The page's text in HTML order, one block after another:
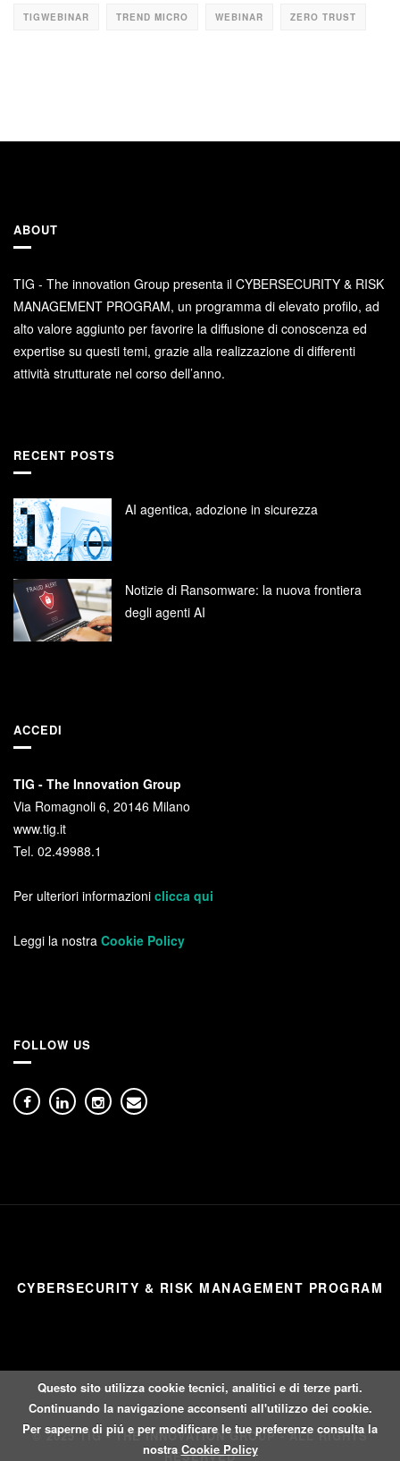
TIGWEBINAR TREND MICRO WEBINAR ZERO TRUST
ABOUT
TIG - The innovation Group presenta il CYBERSECURITY & RISK
MANAGEMENT PROGRAM, un programma di elevato profilo, ad
alto valore aggiunto per favorire la diffusione di conoscenza ed
expertise su questi temi, grazie alla realizzazione di differenti
attività strutturate nel corso dell’anno.
RECENT POSTS
AI agentica, adozione in sicurezza
Notizie di Ransomware: la nuova frontiera
degli agenti AI
ACCEDI
TIG - The Innovation Group
Via Romagnoli 6, 20146 Milano
www.tig.it
Tel. 02.49988.1
Per ulteriori informazioni clicca qui
Leggi la nostra Cookie Policy
FOLLOW US
CYBERSECURITY & RISK MANAGEMENT PROGRAM
© 2025 TIG - THE INNOVATION GROUP - ALL RIGHTS
RESERVED
Questo sito utilizza cookie tecnici, analitici e di terze parti.
Continuando la navigazione acconsenti all'utilizzo dei cookie.
Per saperne di piú e per modificare le tue preferenze consulta la
nostra Cookie Policy